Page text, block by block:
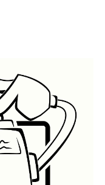
Menü
öffnen